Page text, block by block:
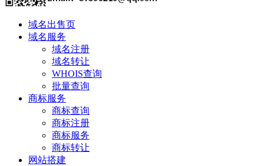
域名出售页
域名服务
域名注册
域名转让
WHOIS查询
批量查询
商标服务
商标查询
商标注册
商标服务
商标转让
网站搭建